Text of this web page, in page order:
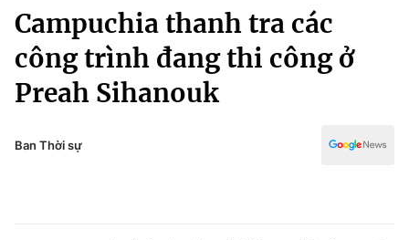
Chuyên mục
Chính trị
Xã hội
Pháp luật
Kinh tế
Thể thao
Truyền hình
Văn hóa - Giải trí
Công nghệ
Campuchia thanh tra các
công trình đang thi công ở
Preah Sihanouk
Ban Thời sự